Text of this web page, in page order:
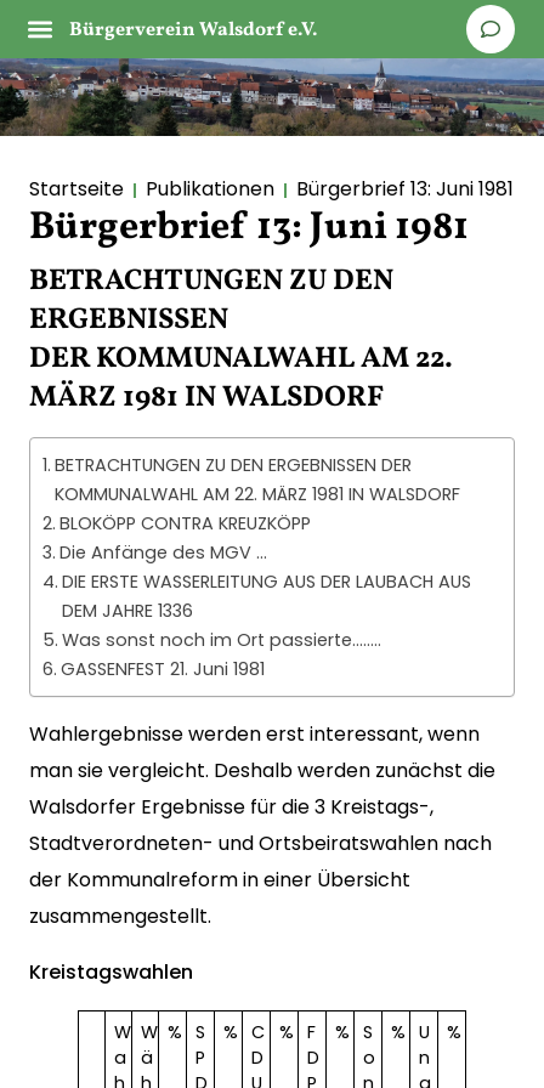
Bürgerverein Walsdorf e.V.
Startseite Publikationen Bürgerbrief 13: Juni 1981
Bürgerbrief 13: Juni 1981
BETRACHTUNGEN ZU DEN
ERGEBNISSEN
DER KOMMUNALWAHL AM 22.
MÄRZ 1981 IN WALSDORF
BETRACHTUNGEN ZU DEN ERGEBNISSEN DER
KOMMUNALWAHL AM 22. MÄRZ 1981 IN WALSDORF
BLOKÖPP CONTRA KREUZKÖPP
Die Anfänge des MGV …
DIE ERSTE WASSERLEITUNG AUS DER LAUBACH AUS
DEM JAHRE 1336
Was sonst noch im Ort passierte……..
GASSENFEST 21. Juni 1981
Wahlergebnisse werden erst interessant, wenn
man sie vergleicht. Deshalb werden zunächst die
Walsdorfer Ergebnisse für die 3 Kreistags-,
Stadtverordneten- und Ortsbeiratswahlen nach
der Kommunalreform in einer Übersicht
zusammengestellt.
Kreistagswahlen
W
a
h
W
ä
h
%
S
P
D
%
C
D
U
%
F
D
P
%
S
o
n
%
U
n
g
%